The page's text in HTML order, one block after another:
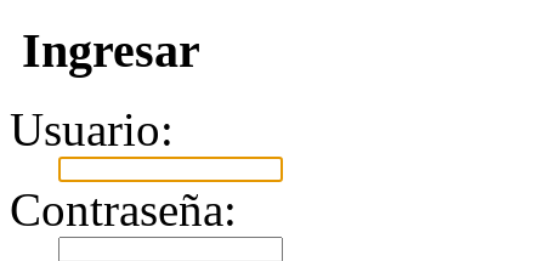
Ingresar
Usuario:
Contraseña: